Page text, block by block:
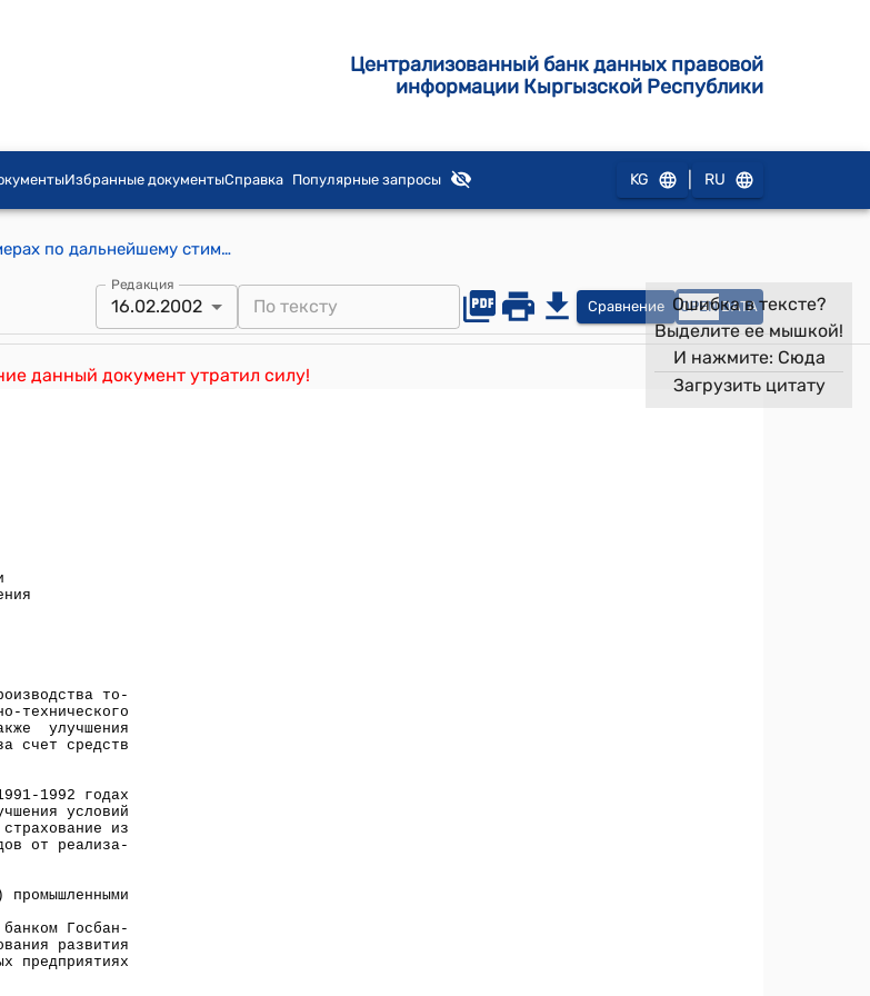
Централизованный банк данных правовой
информации Кыргызской Республики
Избранные документыСправка Популярные запросы KG RU
Указ Президента РК от 17 мая 1991 года УП N 205 "О мерах по дальнейшему стимулированию производства товаров народного потребления и продукции производственно-технического назначения на промышленных предприятиях республики"
Редакция
16.02.2002 Сравнение OPEN DATA
данный документ утратил силу!
Ошибка в тексте?
Выделите ее мышкой!
И нажмите: Сюда
Загрузить цитату